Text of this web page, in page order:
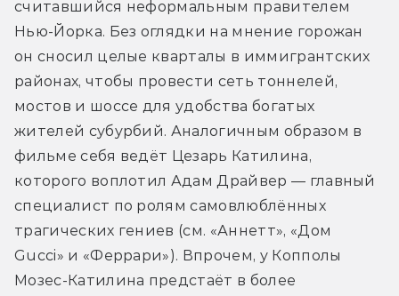
считавшийся неформальным правителем
Нью-Йорка. Без оглядки на мнение горожан
он сносил целые кварталы в иммигрантских
районах, чтобы провести сеть тоннелей,
мостов и шоссе для удобства богатых
жителей субурбий. Аналогичным образом в
фильме себя ведёт Цезарь Катилина,
которого воплотил Адам Драйвер — главный
специалист по ролям самовлюблённых
трагических гениев (см. «Аннетт», «Дом
Gucci» и «Феррари»). Впрочем, у Копполы
Мозес-Катилина предстаёт в более